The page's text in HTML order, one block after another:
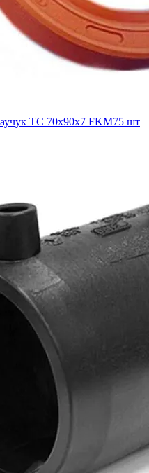
TC 70х90х7 FKM75 шт